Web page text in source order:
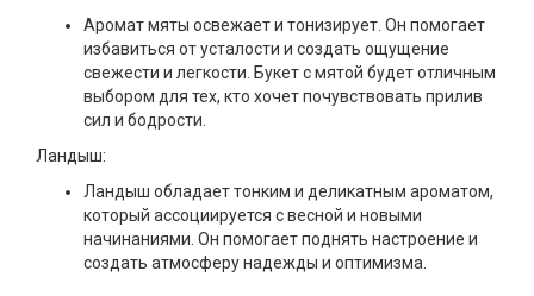
Аромат мяты освежает и тонизирует. Он помогает
избавиться от усталости и создать ощущение
свежести и легкости. Букет с мятой будет отличным
выбором для тех, кто хочет почувствовать прилив
сил и бодрости.
Ландыш:
Ландыш обладает тонким и деликатным ароматом,
который ассоциируется с весной и новыми
начинаниями. Он помогает поднять настроение и
создать атмосферу надежды и оптимизма.